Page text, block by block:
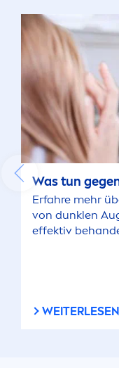
Was tun
Erfahre mehr
von dunklen
effektiv
WEITERLESEN